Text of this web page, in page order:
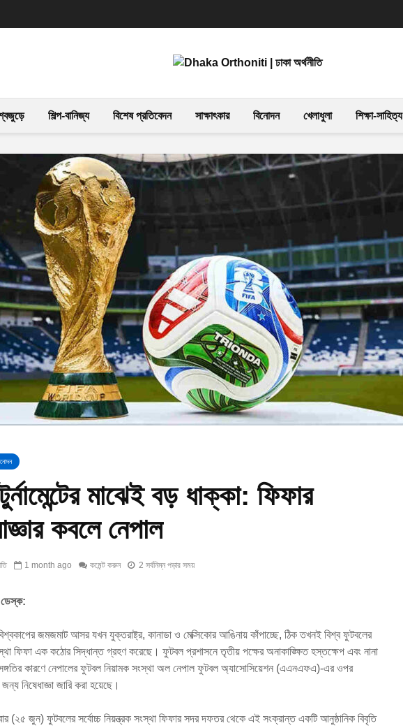
শিল্প-বানিজ্য বিশেষ প্রতিবেদন সাক্ষাৎকার বিনোদন খেলাধুলা শিক্ষা-সাহিত্য
মাঝেই বড় ধাক্কা: ফিফার
কবলে নেপাল
1 month ago কমেন্ট করুন 2 সর্বনিম্ন পড়ার সময়
ডেস্ক:
জমজমাট আসর যখন যুক্তরাষ্ট্র, কানাডা ও মেক্সিকোর আঙিনায় কাঁপাচ্ছে, ঠিক তখনই বিশ্ব ফুটবলের
ফিফা এক কঠোর সিদ্ধান্ত গ্রহণ করেছে। ফুটবল প্রশাসনে তৃতীয় পক্ষের অনাকাঙ্ক্ষিত হস্তক্ষেপ এবং নানা
কারণে নেপালের ফুটবল নিয়ামক সংস্থা অল নেপাল ফুটবল অ্যাসোসিয়েশন (এএনএফএ)-এর ওপর
জন্য নিষেধাজ্ঞা জারি করা হয়েছে।
(২৫ জুন) ফুটবলের সর্বোচ্চ নিয়ন্ত্রক সংস্থা ফিফার সদর দফতর থেকে এই সংক্রান্ত একটি আনুষ্ঠানিক বিবৃতি